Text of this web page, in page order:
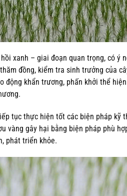
xanh – giai đoạn quan trọng, có ý
đồng, kiểm tra sinh trưởng của
khẩn trương, phấn khởi thể
tục thực hiện tốt các biện pháp kỹ
vàng gây hại bằng biện pháp phù
phát triển khỏe.